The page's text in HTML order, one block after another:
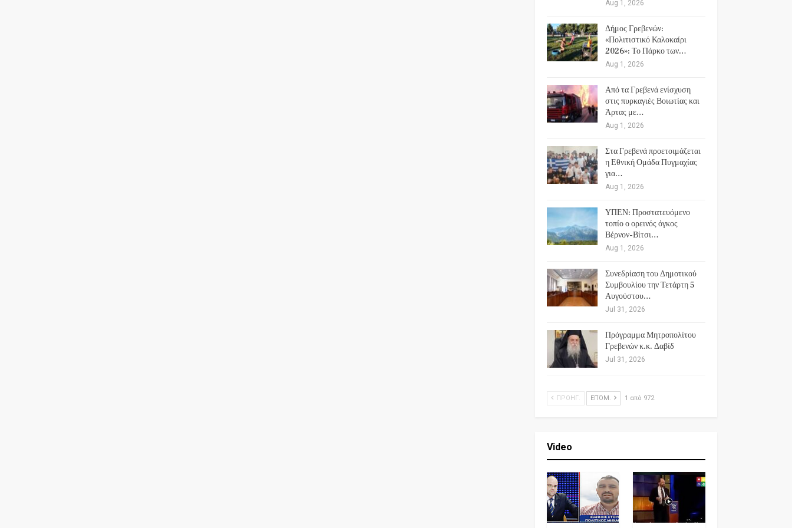
Aug 1, 2026
Δήμος Γρεβενών:
«Πολιτιστικό Καλοκαίρι
2026»: Το Πάρκο των…
Aug 1, 2026
Από τα Γρεβενά ενίσχυση
στις πυρκαγιές Βοιωτίας και
Άρτας με…
Aug 1, 2026
Στα Γρεβενά προετοιμάζεται
η Εθνική Ομάδα Πυγμαχίας
για…
Aug 1, 2026
ΥΠΕΝ: Προστατευόμενο
τοπίο ο ορεινός όγκος
Βέρνον-Βίτσι…
Aug 1, 2026
Συνεδρίαση του Δημοτικού
Συμβουλίου την Τετάρτη 5
Αυγούστου…
Jul 31, 2026
Πρόγραμμα Μητροπολίτου
Γρεβενών κ.κ. Δαβίδ
Jul 31, 2026
ΠΡΟΗΓ. ΕΠΌΜ. 1 από 972
Video